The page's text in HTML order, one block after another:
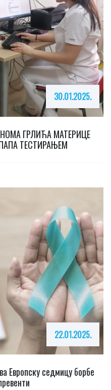
30.01.2025.
ГРЛИЋА МАТЕРИЦЕ
ТЕСТИРАЊЕМ
22.01.2025.
Европску седмицу борбе